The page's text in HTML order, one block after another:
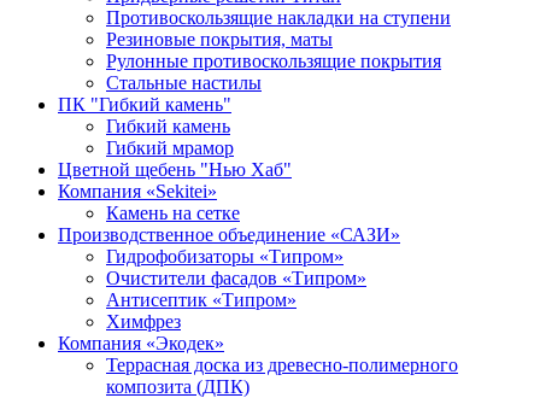
Противоскользящие накладки на ступени
Резиновые покрытия, маты
Рулонные противоскользящие покрытия
Стальные настилы
ПК "Гибкий камень"
Гибкий камень
Гибкий мрамор
Цветной щебень "Нью Хаб"
Компания «Sekitei»
Камень на сетке
Производственное объединение «САЗИ»
Гидрофобизаторы «Типром»
Очистители фасадов «Типром»
Антисептик «Типром»
Химфрез
Компания «Экодек»
Террасная доска из древесно-полимерного
композита (ДПК)